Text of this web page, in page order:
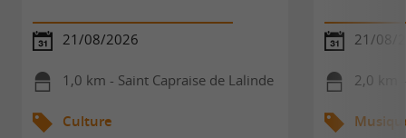
21/08/2026
1,0 km - Saint Capraise de Lalinde
Culture
21/08/
2,0 km